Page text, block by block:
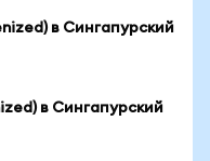
в Сингапурский
в Сингапурский